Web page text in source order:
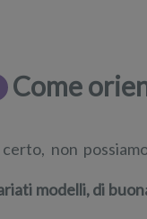
Come
non
modelli, di